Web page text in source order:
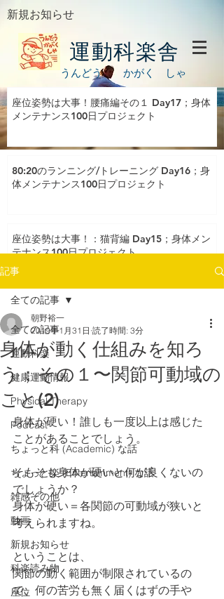
新規お知らせ
運動科楽舎
うんどう かがく しゃ
座位姿勢は大事！腰痛編その１ Day17；身体
メンテナンス100日プロジェクト
80:20のランニング/トレーニング Day16；身
体メンテナンス100日プロジェクト
座位姿勢は大事！：猫背編 Day15；身体メン
テナンス100日プロジェクト
記事
全ての記事
運動科楽
健康運動情報
Physical Therapy
Podcast
ちょっと科 (Academic) な話
ちょっと楽 (Entertainment) な話
雑感その他
動画
新規お知らせ
科楽読み物
座位
全ての記事
身体が動く仕組みを知ろ
う；その１〜関節可動域の
こと(2)
朝野裕一
2019年1月31日 読了時間: 3分
身体が硬い！誰しも一度以上は感じた
ことがあることでしょう。
そもそも身体が硬いと何が良くないの
でしょうか？
身体が硬い＝各関節の可動域が狭いと
考えられますね。
ということは、
関節の動く範囲が制限されているの
で、何の苦労も無く届くはずの手や